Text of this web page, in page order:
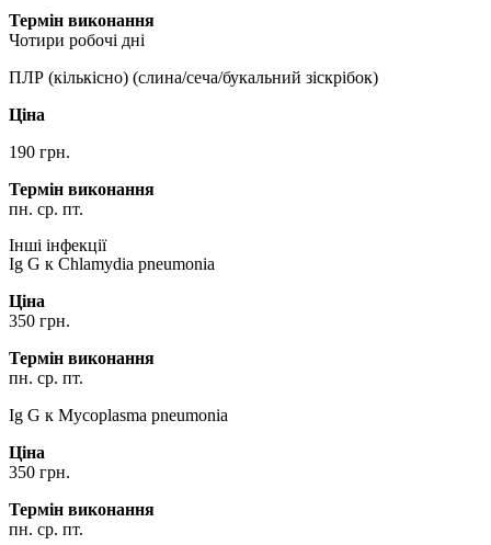
Термін виконання
Чотири робочі дні
ПЛР (кількісно) (слина/сеча/букальний зіскрібок)
Ціна
190 грн.
Термін виконання
пн. ср. пт.
Інші інфекції
Ig G к Chlamydia pneumonia
Ціна
350 грн.
Термін виконання
пн. ср. пт.
Ig G к Mycoplasma pneumonia
Ціна
350 грн.
Термін виконання
пн. ср. пт.